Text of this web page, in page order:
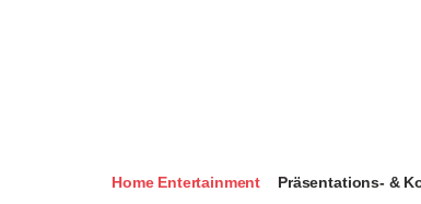
Home Entertainment Präsentations- &